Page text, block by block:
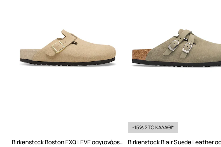
Birkenstock Boston EXQ LEVE σαγιονάρες Μουλάρια Γυναικεία σουέτ
-15% ΣΤΟ ΚΑΛΑΘΙ*